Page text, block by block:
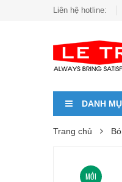
Liên hệ hotline:
DANH
Trang chủ
MỚI